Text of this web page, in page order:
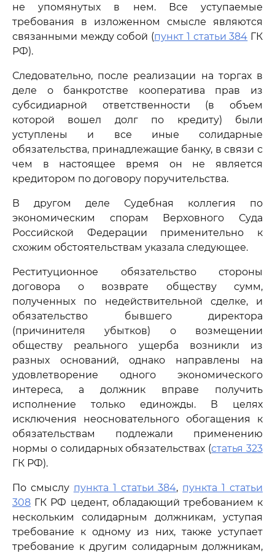
не упомянутых в нем. Все уступаемые
требования в изложенном смысле являются
связанными между собой (пункт 1 статьи 384 ГК
РФ).
Следовательно, после реализации на торгах в
деле о банкротстве кооператива прав из
субсидиарной ответственности (в объем
которой вошел долг по кредиту) были
уступлены и все иные солидарные
обязательства, принадлежащие банку, в связи с
чем в настоящее время он не является
кредитором по договору поручительства.
В другом деле Судебная коллегия по
экономическим спорам Верховного Суда
Российской Федерации применительно к
схожим обстоятельствам указала следующее.
Реституционное обязательство стороны
договора о возврате обществу сумм,
полученных по недействительной сделке, и
обязательство бывшего директора
(причинителя убытков) о возмещении
обществу реального ущерба возникли из
разных оснований, однако направлены на
удовлетворение одного экономического
интереса, а должник вправе получить
исполнение только единожды. В целях
исключения неосновательного обогащения к
обязательствам подлежали применению
нормы о солидарных обязательствах (статья 323
ГК РФ).
По смыслу пункта 1 статьи 384, пункта 1 статьи
308 ГК РФ цедент, обладающий требованием к
нескольким солидарным должникам, уступая
требование к одному из них, также уступает
требование к другим солидарным должникам,